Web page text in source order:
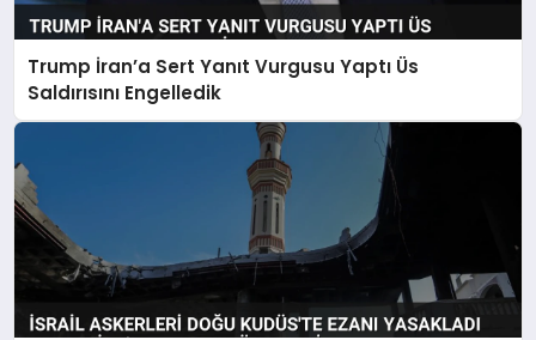
Trump İran’a Sert Yanıt Vurgusu Yaptı Üs
Saldırısını Engelledik